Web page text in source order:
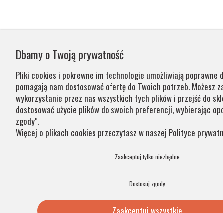
Dbamy o Twoją prywatność
Pliki cookies i pokrewne im technologie umożliwiają poprawne
pomagają nam dostosować ofertę do Twoich potrzeb. Możesz
wykorzystanie przez nas wszystkich tych plików i przejść do
dostosować użycie plików do swoich preferencji, wybierając
zgody".
Więcej o plikach cookies przeczytasz w naszej Polityce
Zaakceptuj tylko niezbędne
Dostosuj zgody
Zaakceptuj wszystkie